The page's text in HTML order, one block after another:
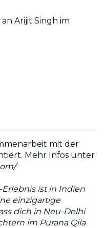
Arijit Singh im
mit der
Mehr Infos unter
Erlebnis ist in Indien
einzigartige
dich in Neu-Delhi
im Purana Qila